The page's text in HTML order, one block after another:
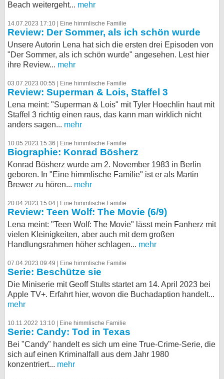
Beach weitergeht... mehr
14.07.2023 17:10 | Eine himmlische Familie
Review: Der Sommer, als ich schön wurde
Unsere Autorin Lena hat sich die ersten drei Episoden von
"Der Sommer, als ich schön wurde" angesehen. Lest hier
ihre Review... mehr
03.07.2023 00:55 | Eine himmlische Familie
Review: Superman & Lois, Staffel 3
Lena meint: "Superman & Lois" mit Tyler Hoechlin haut mit
Staffel 3 richtig einen raus, das kann man wirklich nicht
anders sagen... mehr
10.05.2023 15:36 | Eine himmlische Familie
Biographie: Konrad Bösherz
Konrad Bösherz wurde am 2. November 1983 in Berlin
geboren. In "Eine himmlische Familie" ist er als Martin
Brewer zu hören... mehr
20.04.2023 15:04 | Eine himmlische Familie
Review: Teen Wolf: The Movie (6/9)
Lena meint: "Teen Wolf: The Movie" lässt mein Fanherz mit
vielen Kleinigkeiten, aber auch mit dem großen
Handlungsrahmen höher schlagen... mehr
07.04.2023 09:49 | Eine himmlische Familie
Serie: Beschütze sie
Die Miniserie mit Geoff Stults startet am 14. April 2023 bei
Apple TV+. Erfahrt hier, wovon die Buchadaption handelt...
mehr
10.11.2022 13:10 | Eine himmlische Familie
Serie: Candy: Tod in Texas
Bei "Candy" handelt es sich um eine True-Crime-Serie, die
sich auf einen Kriminalfall aus dem Jahr 1980
konzentriert... mehr
Desktop-Ansicht
myFanbase